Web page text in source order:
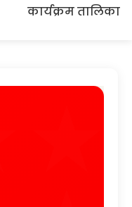
कार्यक्रम तालिका